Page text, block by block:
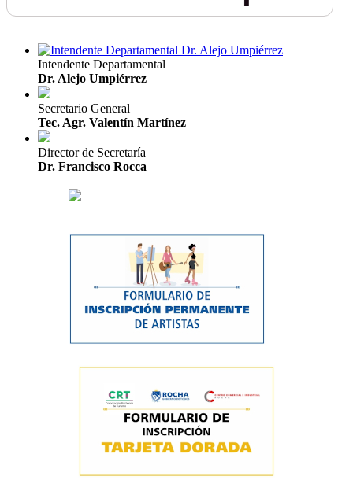
Intendente Departamental
Dr. Alejo Umpiérrez
Secretario General
Tec. Agr. Valentín Martínez
Director de Secretaría
Dr. Francisco Rocca